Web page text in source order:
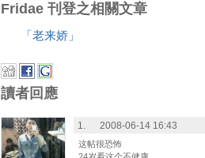
Fridae 刊登之相關文章
「老来娇」
讀者回應
1. 2008-06-14 16:43
这帖很恐怖